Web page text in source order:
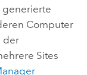
generierte
Computer
der
Sites